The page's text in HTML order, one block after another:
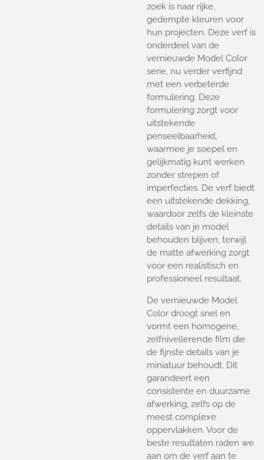
zoek is naar rijke,
gedempte kleuren voor
hun projecten. Deze verf is
onderdeel van de
vernieuwde Model Color
serie, nu verder verfijnd
met een verbeterde
formulering. Deze
formulering zorgt voor
uitstekende
penseelbaarheid,
waarmee je soepel en
gelijkmatig kunt werken
zonder strepen of
imperfecties. De verf biedt
een uitstekende dekking,
waardoor zelfs de kleinste
details van je model
behouden blijven, terwijl
de matte afwerking zorgt
voor een realistisch en
professioneel resultaat.
De vernieuwde Model
Color droogt snel en
vormt een homogene,
zelfnivellerende film die
de fijnste details van je
miniatuur behoudt. Dit
garandeert een
consistente en duurzame
afwerking, zelfs op de
meest complexe
oppervlakken. Voor de
beste resultaten raden we
aan om de verf aan te